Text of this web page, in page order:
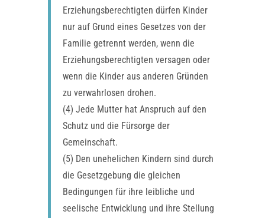
Erziehungsberechtigten dürfen Kinder
nur auf Grund eines Gesetzes von der
Familie getrennt werden, wenn die
Erziehungsberechtigten versagen oder
wenn die Kinder aus anderen Gründen
zu verwahrlosen drohen.
(4) Jede Mutter hat Anspruch auf den
Schutz und die Fürsorge der
Gemeinschaft.
(5) Den unehelichen Kindern sind durch
die Gesetzgebung die gleichen
Bedingungen für ihre leibliche und
seelische Entwicklung und ihre Stellung